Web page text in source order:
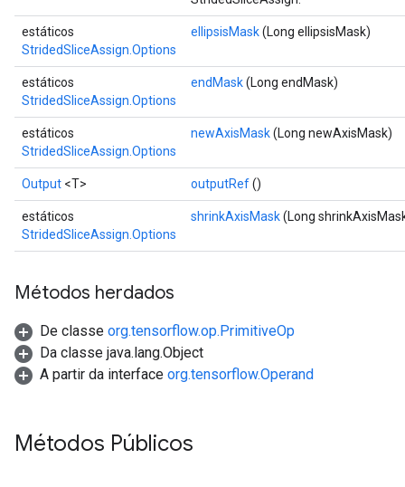
estáticos
StridedSliceAssign.Options
ellipsisMask(Long ellipsisMask)
estáticos
StridedSliceAssign.Options
endMask(Long endMask)
estáticos
StridedSliceAssign.Options
newAxisMask(Long newAxisMask)
Output <T> outputRef()
estáticos
StridedSliceAssign.Options
shrinkAxisMask(Long
Métodos herdados
De classe org.tensorflow.op.PrimitiveOp
Da classe java.lang.Object
A partir da interface org.tensorflow.Operand
Métodos Públicos